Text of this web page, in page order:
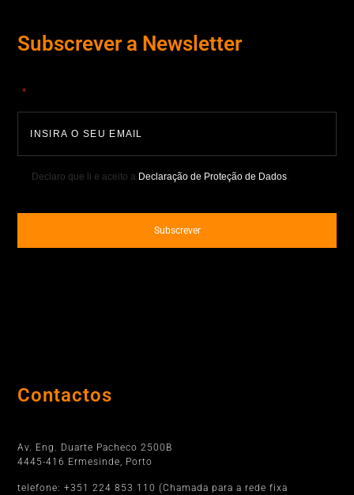
Subscrever a Newsletter
"*
Declaro que li e aceito a Declaração de Proteção de Dados
Contactos
Av. Eng. Duarte Pacheco 2500B
4445-416 Ermesinde, Porto
telefone: +351 224 853 110 (Chamada para a rede fixa